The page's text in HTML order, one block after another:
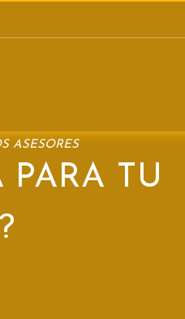
ASESORES
PARA TU